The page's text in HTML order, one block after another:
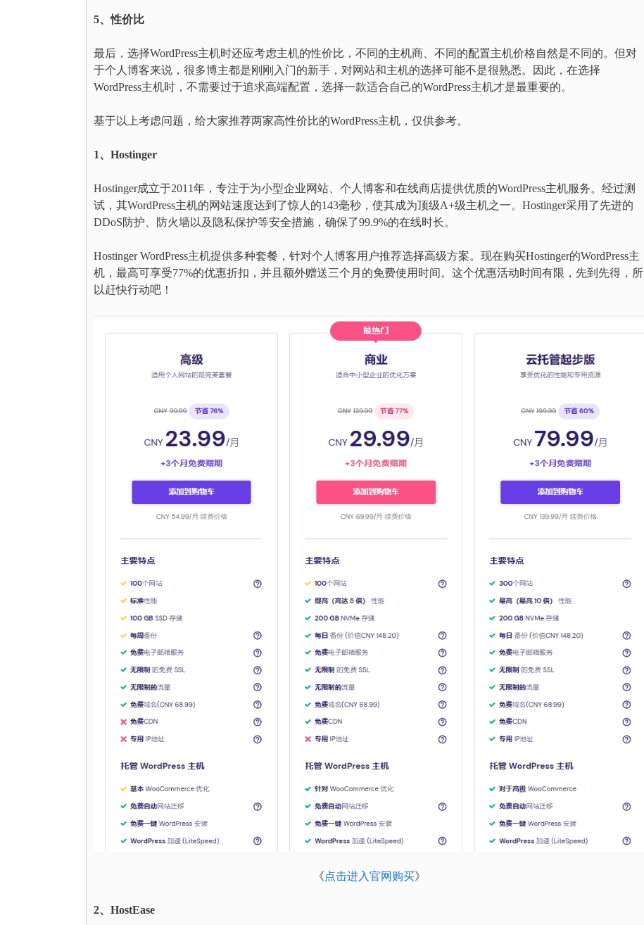
5、性价比
最后，选择WordPress主机时还应考虑主机的性价比，不同的主机商、不同的配置主机价格自然是不同的。但对
于个人博客来说，很多博主都是刚刚入门的新手，对网站和主机的选择可能不是很熟悉。因此，在选择
WordPress主机时，不需要过于追求高端配置，选择一款适合自己的WordPress主机才是最重要的。
基于以上考虑问题，给大家推荐两家高性价比的WordPress主机，仅供参考。
1、Hostinger
Hostinger成立于2011年，专注于为小型企业网站、个人博客和在线商店提供优质的WordPress主机服务。经过测
试，其WordPress主机的网站速度达到了惊人的143毫秒，使其成为顶级A+级主机之一。Hostinger采用了先进的
DDoS防护、防火墙以及隐私保护等安全措施，确保了99.9%的在线时长。
Hostinger WordPress主机提供多种套餐，针对个人博客用户推荐选择高级方案。现在购买Hostinger的WordPress主
机，最高可享受77%的优惠折扣，并且额外赠送三个月的免费使用时间。这个优惠活动时间有限，先到先得，所
以赶快行动吧！
《点击进入官网购买》
2、HostEase